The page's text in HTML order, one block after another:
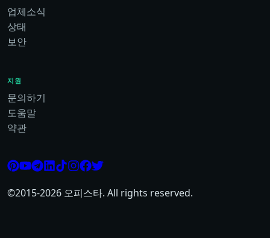
업체소식
상태
보안
지원
문의하기
도움말
약관
©2015-2026 오피스타. All rights reserved.